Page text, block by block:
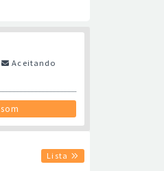
Aceitando
Lista